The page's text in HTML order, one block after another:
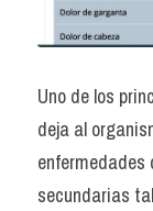
Uno de los
deja al
secundarias